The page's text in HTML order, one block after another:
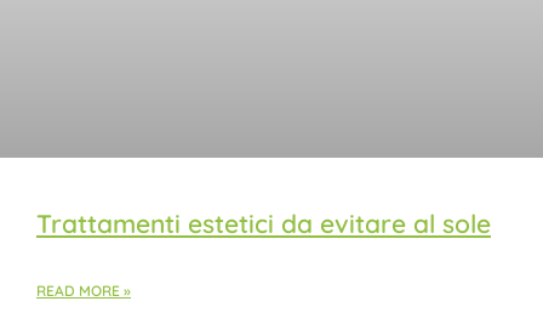
Trattamenti estetici da evitare al sole
READ MORE »